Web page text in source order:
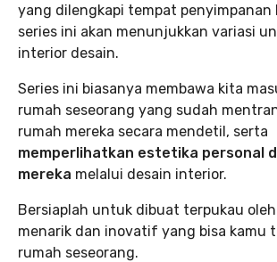
yang dilengkapi tempat penyimpanan
series ini akan menunjukkan variasi
interior desain.
Series ini biasanya membawa kita
rumah seseorang yang sudah
rumah mereka secara mendetil, serta
memperlihatkan estetika personal
mereka melalui desain interior.
Bersiaplah untuk dibuat terpukau
menarik dan inovatif yang bisa kamu
rumah seseorang.